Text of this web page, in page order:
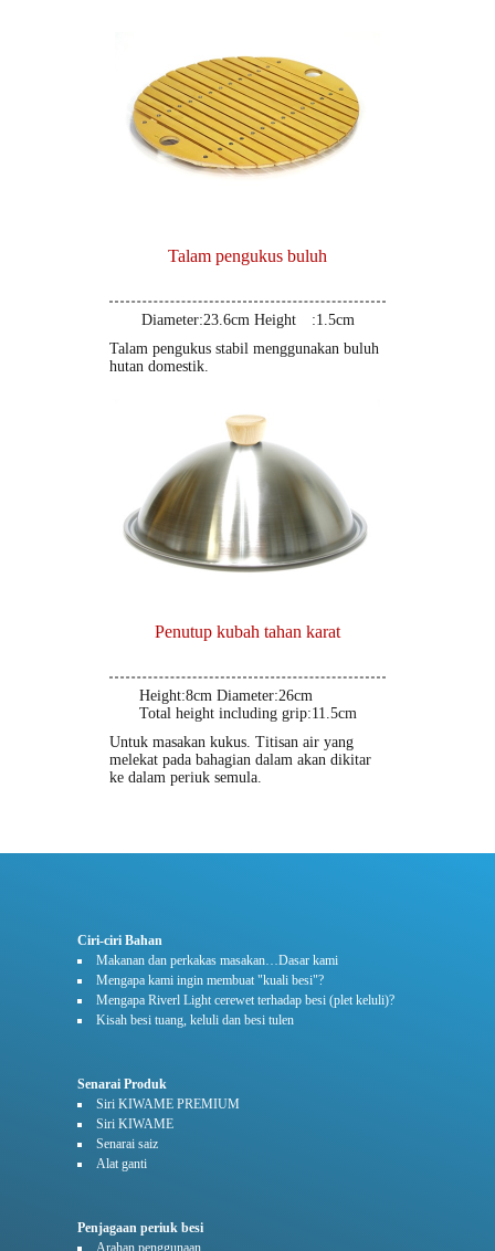
Talam pengukus buluh
Diameter:23.6cm Height :1.5cm
Talam pengukus stabil menggunakan buluh
hutan domestik.
Penutup kubah tahan karat
Height:8cm Diameter:26cm
Total height including grip:11.5cm
Untuk masakan kukus. Titisan air yang
melekat pada bahagian dalam akan dikitar
ke dalam periuk semula.
Ciri-ciri Bahan
Makanan dan perkakas masakan…Dasar kami
Mengapa kami ingin membuat "kuali besi"?
Mengapa Riverl Light cerewet terhadap besi (plet keluli)?
Kisah besi tuang, keluli dan besi tulen
Senarai Produk
Siri KIWAME PREMIUM
Siri KIWAME
Senarai saiz
Alat ganti
Penjagaan periuk besi
Arahan penggunaan